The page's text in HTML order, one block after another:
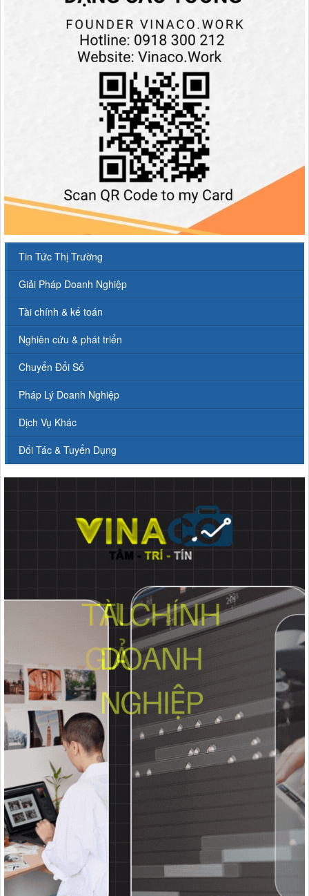
Tin Tức Thị Trường
Giải Pháp Doanh Nghiệp
Tài chính & kế toán
Nghiên cứu & phát triển
Chuyển Đổi Số
Pháp Lý Doanh Nghiệp
Dịch Vụ Khác
Đối Tác & Tuyển Dụng